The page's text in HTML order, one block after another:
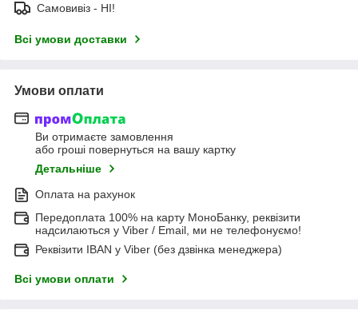
Самовивіз - НІ!
Всі умови доставки
Умови оплати
Ви отримаєте замовлення
або гроші повернуться на вашу картку
Детальніше
Оплата на рахунок
Передоплата 100% на карту МоноБанку, реквізити
надсилаються у Viber / Email, ми не телефонуємо!
Реквізити IBAN у Viber (без дзвінка менеджера)
Всі умови оплати